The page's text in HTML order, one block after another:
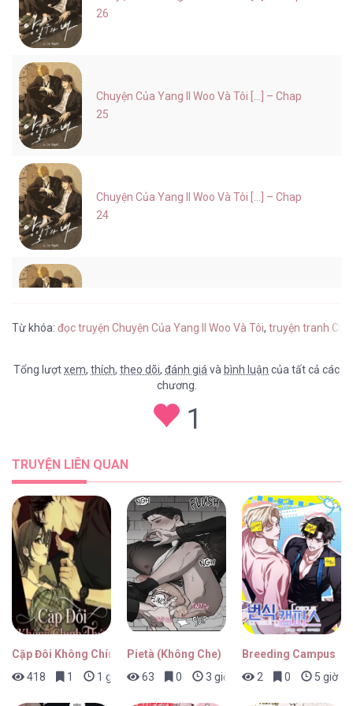
26
Chuyện Của Yang Il Woo Và Tôi [...] – Chap
25
Chuyện Của Yang Il Woo Và Tôi [...] – Chap
24
Chuyện Của Yang Il Woo Và Tôi [...] – Chap
Chuyện Của Yang Il Woo Và Tôi [...] – Chap
20
Chuyện Của Yang Il Woo Và Tôi [...] – Chap
Từ khóa: đọc truyện Chuyện Của Yang Il Woo Và Tôi, truyện tranh
Tổng lượtxem, thích, theo dõi, đánh giá và bình luận của tất cả các
chương.
1
TRUYỆN LIÊN QUAN
Cặp Đôi Không Chính Thức
418
1 1 giờ trước
Pietà (Không Che)
63
0 3 giờ trước
Breeding Campus
2
0 5 giờ